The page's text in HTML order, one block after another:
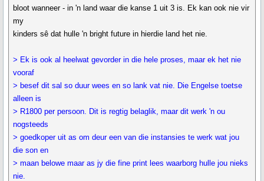
bloot wanneer - in 'n land waar die kanse 1 uit 3 is. Ek kan ook nie vir
my
kinders sê dat hulle 'n bright future in hierdie land het nie.
> Ek is ook al heelwat gevorder in die hele proses, maar ek het nie
vooraf
> besef dit sal so duur wees en so lank vat nie. Die Engelse toetse
alleen is
> R1800 per persoon. Dit is regtig belaglik, maar dit werk 'n ou
nogsteeds
> goedkoper uit as om deur een van die instansies te werk wat jou
die son en
> maan belowe maar as jy die fine print lees waarborg hulle jou nieks
nie.